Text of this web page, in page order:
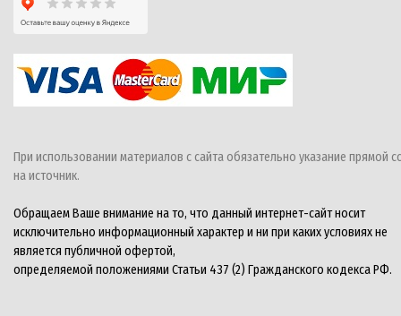
При использовании материалов с сайта обязательно указание прямой
на источник.
Обращаем Ваше внимание на то, что данный интернет-сайт носит
исключительно информационный характер и ни при каких условиях не
является публичной офертой,
определяемой положениями Статьи 437 (2) Гражданского кодекса РФ.